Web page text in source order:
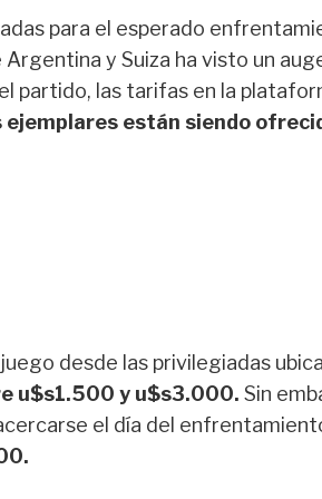
para el esperado
y Suiza ha visto un
partido, las tarifas en la
ejemplares están siendo
desde las privilegiadas
u$s1.500 y u$s3.000. Sin
el día del